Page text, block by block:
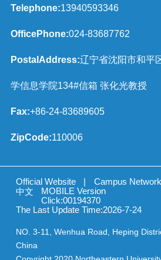
Telephone:13940593346
OfficePhone:024-83687762
PostalAddress:辽宁省沈阳市和平
学信息学院134#信箱 张化光教授
Fax:+86-24-83689605
ZipCode:110006
Official Website
Campus
中文
MOBILE Version
Click:00194370
The Last Update Time:2026-7-24
NO. 3-11, Wenhua Road, Heping
China